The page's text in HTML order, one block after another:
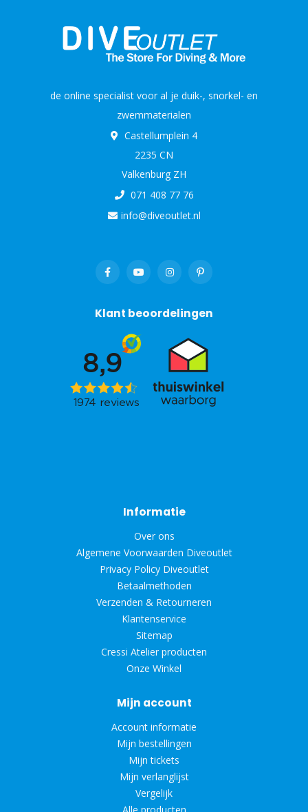
de online specialist voor al je duik-, snorkel- en
zwemmaterialen
Castellumplein 4
2235 CN
Valkenburg ZH
071 408 77 76
info@diveoutlet.nl
Klant beoordelingen
Informatie
Over ons
Algemene Voorwaarden Diveoutlet
Privacy Policy Diveoutlet
Betaalmethoden
Verzenden & Retourneren
Klantenservice
Sitemap
Cressi Atelier producten
Onze Winkel
Mijn account
Account informatie
Mijn bestellingen
Mijn tickets
Mijn verlanglijst
Vergelijk